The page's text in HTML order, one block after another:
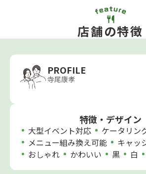
店舗の特徴
PROFILE
寺尾康孝
特徴・デザイン
大型イベント対応
ケータリン
メニュー組み換え可能
キャッ
おしゃれ
かわいい 黒 白